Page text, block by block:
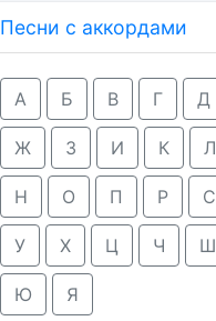
Песни с аккордами
А Б В Г Д
Ж З И К Л
Н О П Р С
У Х Ц Ч Ш
Ю Я